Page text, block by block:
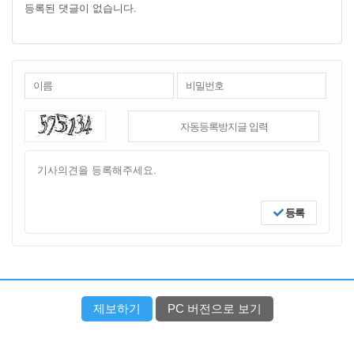
등록된 댓글이 없습니다.
등록
제보하기 PC 버전으로 보기